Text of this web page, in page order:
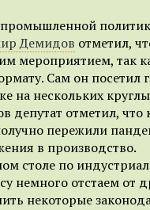
Демидов отметил,
мероприятием, так
Сам он посетил
на нескольких
депутат отметил, что
пережили
в производство.
столе по
немного отстаем от
некоторые